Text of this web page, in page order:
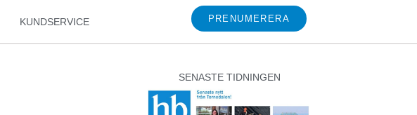
KUNDSERVICE PRENUMERERA
SENASTE TIDNINGEN